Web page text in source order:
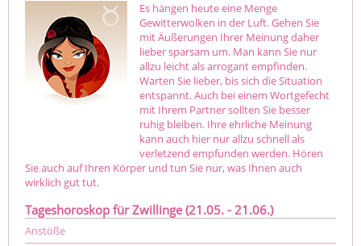
Es hängen heute eine Menge
Gewitterwolken in der Luft. Gehen Sie
mit Äußerungen Ihrer Meinung daher
lieber sparsam um. Man kann Sie nur
allzu leicht als arrogant empfinden.
Warten Sie lieber, bis sich die Situation
entspannt. Auch bei einem Wortgefecht
mit Ihrem Partner sollten Sie besser
ruhig bleiben. Ihre ehrliche Meinung
kann auch hier nur allzu schnell als
verletzend empfunden werden. Hören
Sie auch auf Ihren Körper und tun Sie nur, was Ihnen auch
wirklich gut tut.
Tageshoroskop für Zwillinge (21.05. - 21.06.)
Anstöße